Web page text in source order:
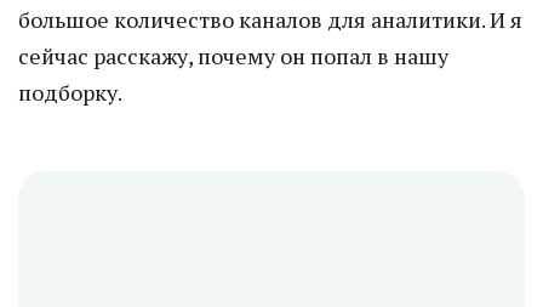
большое количество каналов для аналитики. И я
сейчас расскажу, почему он попал в нашу
подборку.